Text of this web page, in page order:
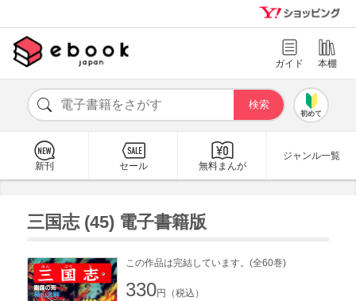
ガイド 本棚
初めて
新刊 セール 無料まんが
ジャンル一覧
三国志 (45) 電子書籍版
この作品は完結しています。(全60巻)
330円（税込）